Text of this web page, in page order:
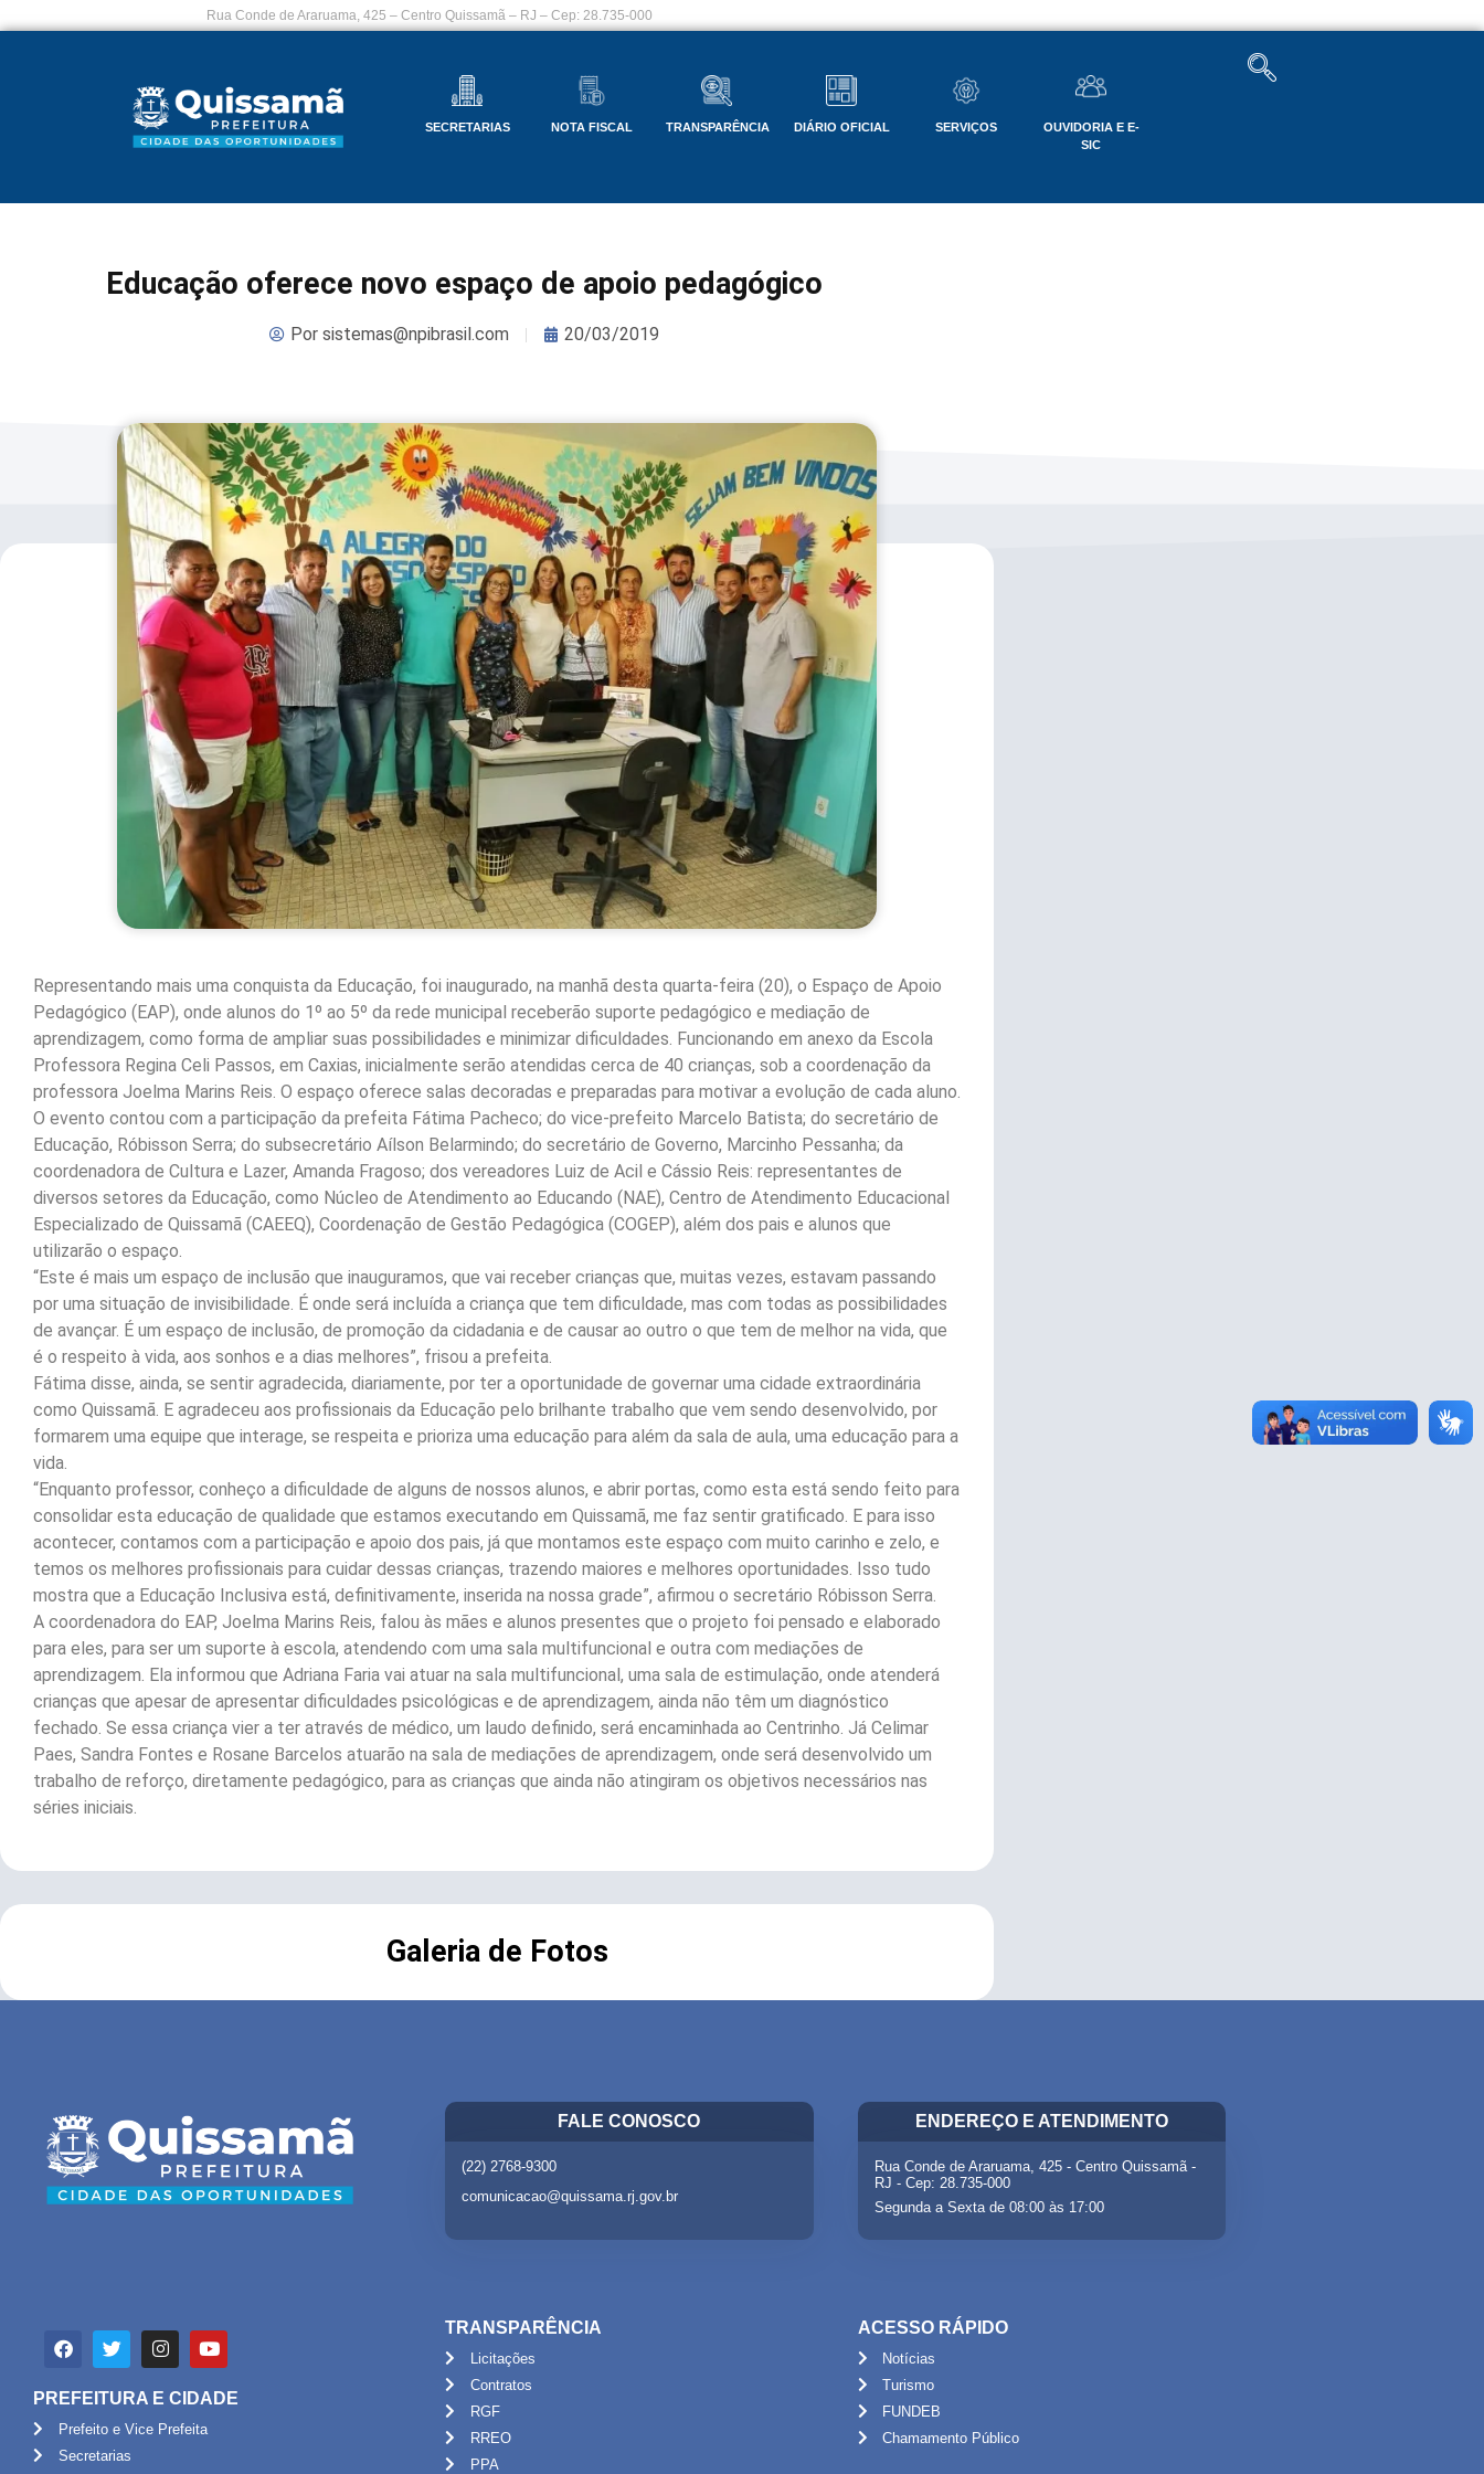
Rua Conde de Araruama, 425 – Centro Quissamã – RJ – Cep: 28.735-000
SECRETARIAS NOTA FISCAL TRANSPARÊNCIA DIÁRIO OFICIAL SERVIÇOS
OUVIDORIA E E-
SIC
Educação oferece novo espaço de apoio pedagógico
Porsistemas@npibrasil.com 20/03/2019
Representando mais uma conquista da Educação, foi inaugurado, na manhã desta quarta-feira (20), o Espaço de Apoio
Pedagógico (EAP), onde alunos do 1º ao 5º da rede municipal receberão suporte pedagógico e mediação de
aprendizagem, como forma de ampliar suas possibilidades e minimizar dificuldades. Funcionando em anexo da Escola
Professora Regina Celi Passos, em Caxias, inicialmente serão atendidas cerca de 40 crianças, sob a coordenação da
professora Joelma Marins Reis. O espaço oferece salas decoradas e preparadas para motivar a evolução de cada aluno.
O evento contou com a participação da prefeita Fátima Pacheco; do vice-prefeito Marcelo Batista; do secretário de
Educação, Róbisson Serra; do subsecretário Aílson Belarmindo; do secretário de Governo, Marcinho Pessanha; da
coordenadora de Cultura e Lazer, Amanda Fragoso; dos vereadores Luiz de Acil e Cássio Reis: representantes de
diversos setores da Educação, como Núcleo de Atendimento ao Educando (NAE), Centro de Atendimento Educacional
Especializado de Quissamã (CAEEQ), Coordenação de Gestão Pedagógica (COGEP), além dos pais e alunos que
utilizarão o espaço.
“Este é mais um espaço de inclusão que inauguramos, que vai receber crianças que, muitas vezes, estavam passando
por uma situação de invisibilidade. É onde será incluída a criança que tem dificuldade, mas com todas as possibilidades
de avançar. É um espaço de inclusão, de promoção da cidadania e de causar ao outro o que tem de melhor na vida, que
é o respeito à vida, aos sonhos e a dias melhores”, frisou a prefeita.
Fátima disse, ainda, se sentir agradecida, diariamente, por ter a oportunidade de governar uma cidade extraordinária
como Quissamã. E agradeceu aos profissionais da Educação pelo brilhante trabalho que vem sendo desenvolvido, por
formarem uma equipe que interage, se respeita e prioriza uma educação para além da sala de aula, uma educação para a
vida.
“Enquanto professor, conheço a dificuldade de alguns de nossos alunos, e abrir portas, como esta está sendo feito para
consolidar esta educação de qualidade que estamos executando em Quissamã, me faz sentir gratificado. E para isso
acontecer, contamos com a participação e apoio dos pais, já que montamos este espaço com muito carinho e zelo, e
temos os melhores profissionais para cuidar dessas crianças, trazendo maiores e melhores oportunidades. Isso tudo
mostra que a Educação Inclusiva está, definitivamente, inserida na nossa grade”, afirmou o secretário Róbisson Serra.
A coordenadora do EAP, Joelma Marins Reis, falou às mães e alunos presentes que o projeto foi pensado e elaborado
para eles, para ser um suporte à escola, atendendo com uma sala multifuncional e outra com mediações de
aprendizagem. Ela informou que Adriana Faria vai atuar na sala multifuncional, uma sala de estimulação, onde atenderá
crianças que apesar de apresentar dificuldades psicológicas e de aprendizagem, ainda não têm um diagnóstico
fechado. Se essa criança vier a ter através de médico, um laudo definido, será encaminhada ao Centrinho. Já Celimar
Paes, Sandra Fontes e Rosane Barcelos atuarão na sala de mediações de aprendizagem, onde será desenvolvido um
trabalho de reforço, diretamente pedagógico, para as crianças que ainda não atingiram os objetivos necessários nas
séries iniciais.
Galeria de Fotos
FALE CONOSCO
(22) 2768-9300
comunicacao@quissama.rj.gov.br
ENDEREÇO E ATENDIMENTO
Rua Conde de Araruama, 425 - Centro Quissamã -
RJ - Cep: 28.735-000
Segunda a Sexta de 08:00 às 17:00
PREFEITURA E CIDADE
Prefeito e Vice Prefeita
Secretarias
TRANSPARÊNCIA
Licitações
Contratos
RGF
RREO
PPA
ACESSO RÁPIDO
Notícias
Turismo
FUNDEB
Chamamento Público